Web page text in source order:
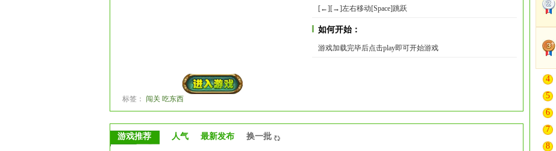
[←][→]左右移动[Space]跳跃
如何开始：
游戏加载完毕后点击play即可开始游戏
标签： 闯关 吃东西
游戏推荐 人气 最新发布 换一批
4
5
6
7
8